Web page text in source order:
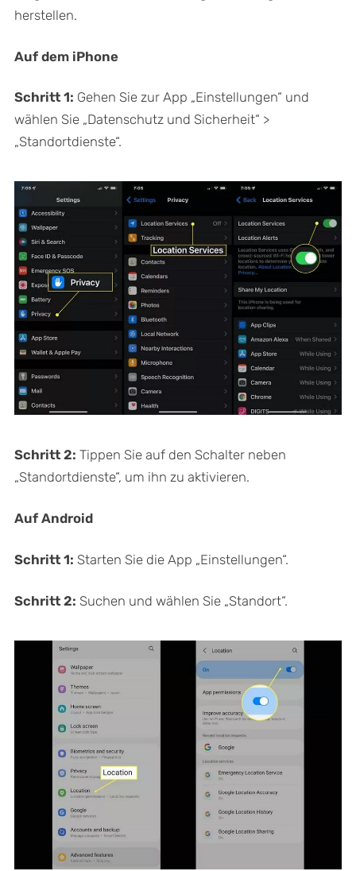
herstellen.
Auf dem iPhone
Schritt 1: Gehen Sie zur App „Einstellungen“ und
wählen Sie „Datenschutz und Sicherheit“ >
„Standortdienste“.
Schritt 2: Tippen Sie auf den Schalter neben
„Standortdienste“, um ihn zu aktivieren.
Auf Android
Schritt 1: Starten Sie die App „Einstellungen“.
Schritt 2: Suchen und wählen Sie „Standort“.